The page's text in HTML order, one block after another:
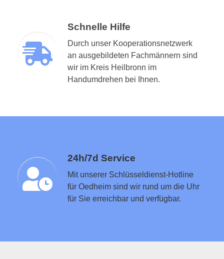
Schnelle Hilfe
Durch unser Kooperationsnetzwerk
an ausgebildeten Fachmännern sind
wir im Kreis Heilbronn im
Handumdrehen bei Ihnen.
24h/7d Service
Mit unserer Schlüsseldienst-Hotline
für Oedheim sind wir rund um die Uhr
für Sie erreichbar und verfügbar.
Schlüsseldienst in der Nähe vermitteln